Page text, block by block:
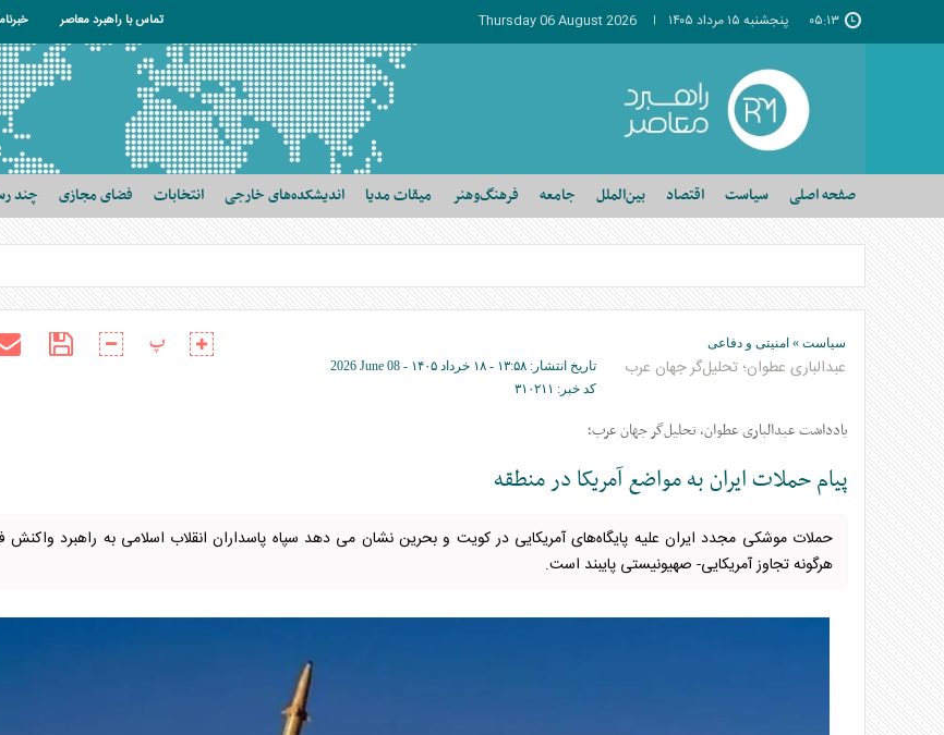
۰۵:۱۳ پنجشنبه ۱۵ مرداد ۱۴۰۵ Thursday 06 August 2026 تماس با راهبرد معاصر
صفحه اصلی سیاست اقتصاد بین‌الملل جامعه فرهنگ‌وهنر میقات مدیا اندیشکده‌های خارجی انتخابات فضای مجازی چند
سیاست » امنیتی و دفاعی
عبدالباری عطوان؛ تحلیل‌گر جهان عرب تاریخ انتشار: ۱۳:۵۸ - ۱۸ خرداد ۱۴۰۵ -
2026 June 08
کد خبر: ۳۱۰۲۱۱
پ
یادداشت عبدالباری عطوان، تحلیل‌گر جهان عرب؛
پیام حملات ایران به مواضع آمریکا در منطقه
حملات موشکی مجدد ایران علیه پایگاه‌های آمریکایی در کویت و بحرین نشان می دهد سپاه پاسداران انقلاب اسلامی به راهبرد واکنش
هرگونه تجاوز آمریکایی- صهیونیستی پایبند است.